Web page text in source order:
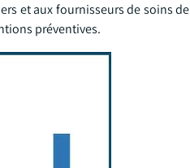
et aux fournisseurs de soins de
préventives.